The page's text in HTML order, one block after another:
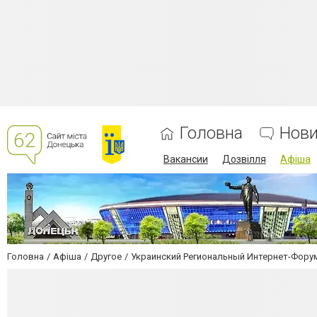
Головна
Вакансии Дозвілля Афіша
Головна Афіша Другое Украинский Региональный Интернет-